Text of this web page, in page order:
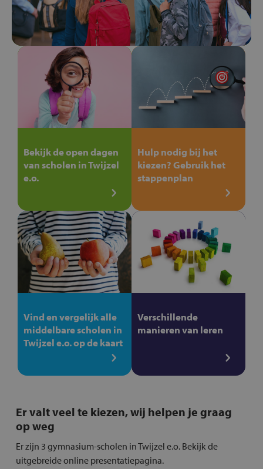
Bekijk de open dagen
van scholen in Twijzel
e.o.
Hulp nodig bij het
kiezen? Gebruik het
stappenplan
Vind en vergelijk alle
middelbare scholen in
Twijzel e.o. op de kaart
Verschillende
manieren van leren
Er valt veel te kiezen, wij helpen je graag
op weg
Er zijn 3 gymnasium-scholen in Twijzel e.o. Bekijk de
uitgebreide online presentatiepagina.